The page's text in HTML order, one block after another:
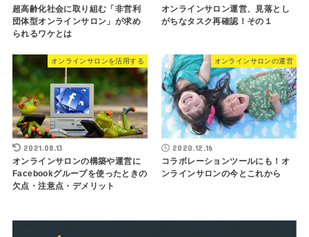
超高齢化社会に取り組む「非営利
団体型オンラインサロン」が求め
られるワケとは
オンラインサロン運営、見落とし
がちなタスク再確認！その１
オンラインサロンを活用する
2021.08.13
オンラインサロンの構築や運営に
Facebookグループを使ったときの
欠点・注意点・デメリット
オンラインサロンの運営
2020.12.16
コラボレーションツールにも！オ
ンラインサロンの今とこれから